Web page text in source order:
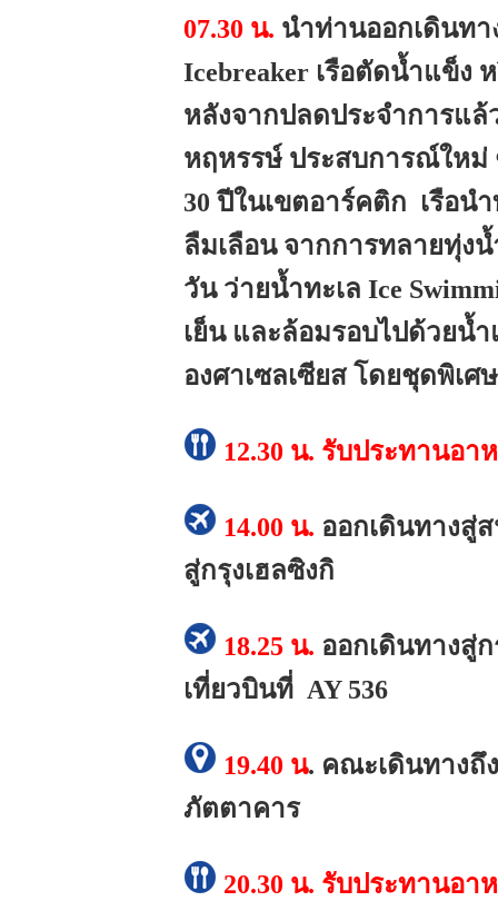
07.30 น. นำท่านออกเดินทา
Icebreaker เรือตัดน้ำแข็ง
หลังจากปลดประจำการแ
หฤหรรษ์ ประสบการณ์ใหม่
30 ปีในเขตอาร์คติก เรือน
ลืมเลือน จากการทลายทุ่ง
วัน ว่ายน้ำทะเล Ice
เย็น และล้อมรอบไปด้วย
องศาเซลเซียส โดยชุดพิเศ
12.30 น. รับประทานอา
14.00 น. ออกเดินทางสู่
สู่กรุงเฮลซิงกิ
18.25 น. ออกเดินทางสู่
เที่ยวบินที่ AY 536
19.40 น. คณะเดินทางถึ
ภัตตาคาร
20.30 น. รับประทานอา